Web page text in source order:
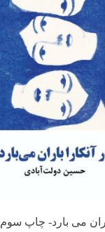
می بارد- چاپ سوم